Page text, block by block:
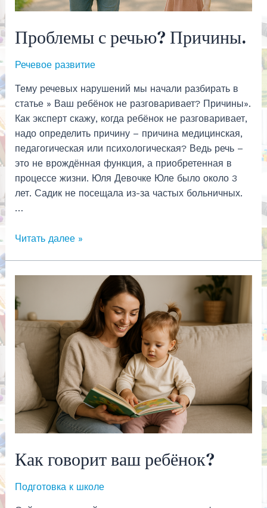
Проблемы с речью? Причины.
Речевое развитие
Тему речевых нарушений мы начали разбирать в
статье » Ваш ребёнок не разговаривает? Причины».
Как эксперт скажу, когда ребёнок не разговаривает,
надо определить причину – причина медицинская,
педагогическая или психологическая? Ведь речь –
это не врождённая функция, а приобретенная в
процессе жизни. Юля Девочке Юле было около 3
лет. Садик не посещала из-за частых больничных.
…
Проблемы
Читать далее »
Как говорит ваш ребёнок?
Подготовка к школе